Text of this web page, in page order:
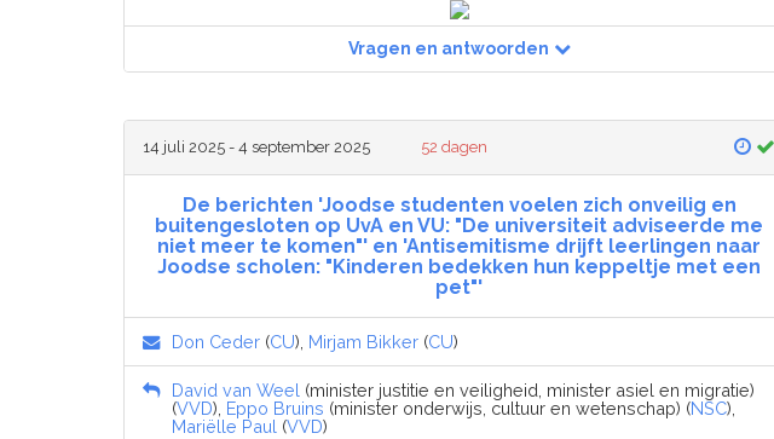
Vragen en antwoorden
14 juli 2025 - 4 september 2025 52 dagen
De berichten 'Joodse studenten voelen zich onveilig en
buitengesloten op UvA en VU: "De universiteit adviseerde me
niet meer te komen"' en 'Antisemitisme drijft leerlingen naar
Joodse scholen: "Kinderen bedekken hun keppeltje met een
pet"'
Don Ceder (CU), Mirjam Bikker (CU)
David van Weel (minister justitie en veiligheid, minister asiel en migratie)
(VVD), Eppo Bruins (minister onderwijs, cultuur en wetenschap) (NSC),
Mariëlle Paul (VVD)